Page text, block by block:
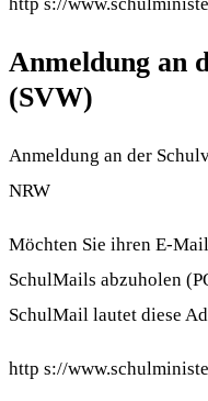
Anmeldung an
(SVW)
Anmeldung an der
NRW
Möchten Sie ihren E-
SchulMails abzuholen
SchulMail lautet diese
http s://